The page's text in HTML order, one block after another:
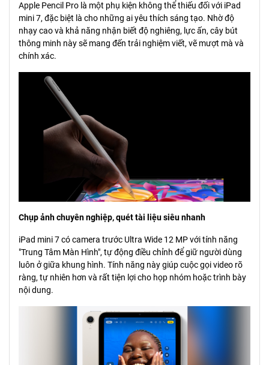
Apple Pencil Pro là một phụ kiện không thể thiếu đối với iPad
mini 7, đặc biệt là cho những ai yêu thích sáng tạo. Nhờ độ
nhạy cao và khả năng nhận biết độ nghiêng, lực ấn, cây bút
thông minh này sẽ mang đến trải nghiệm viết, vẽ mượt mà và
chính xác.
Chụp ảnh chuyên nghiệp, quét tài liệu siêu nhanh
iPad mini 7 có camera trước Ultra Wide 12 MP với tính năng
"Trung Tâm Màn Hình", tự động điều chỉnh để giữ người dùng
luôn ở giữa khung hình. Tính năng này giúp cuộc gọi video rõ
ràng, tự nhiên hơn và rất tiện lợi cho họp nhóm hoặc trình bày
nội dung.